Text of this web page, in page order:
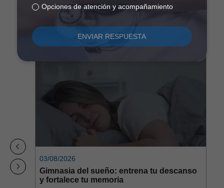
Blog
03/08/2026
Gimnasia del sueño: entrena tu descanso
y fortalece tu memoria
Opciones de atención y acompañamiento